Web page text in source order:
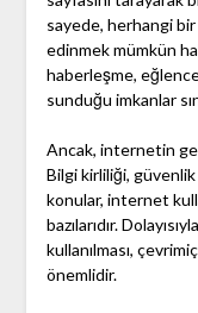
sayede, herhangi
edinmek mümkün
haberleşme,
sunduğu imkanlar
Ancak, internetin
Bilgi kirliliği,
konular, internet
bazılarıdır.
kullanılması,
önemlidir.